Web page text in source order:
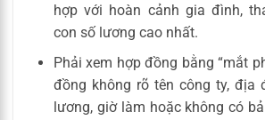
hợp với hoàn cảnh gia đình,
con số lương cao nhất.
Phải xem hợp đồng bằng “mắt
đồng không rõ tên công ty, địa
lương, giờ làm hoặc không có